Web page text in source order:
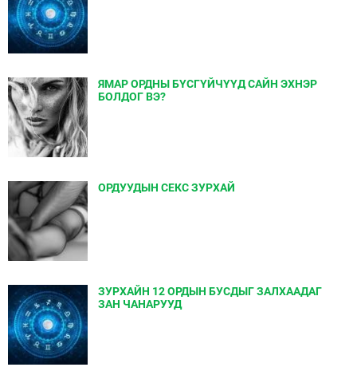
ЯМАР ОРДНЫ БҮСГҮЙЧҮҮД САЙН ЭХНЭР
БОЛДОГ ВЭ?
ОРДУУДЫН СЕКС ЗУРХАЙ
ЗУРХАЙН 12 ОРДЫН БУСДЫГ ЗАЛХААДАГ
ЗАН ЧАНАРУУД